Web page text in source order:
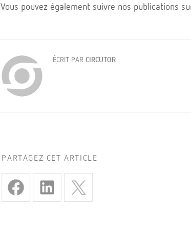
Vous pouvez également suivre nos publications
ÉCRIT PARCIRCUTOR
PARTAGEZ CET ARTICLE